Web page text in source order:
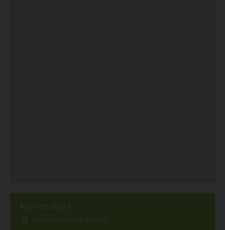
Raw \'n More
Lauttasaarentie 4, Helsinki